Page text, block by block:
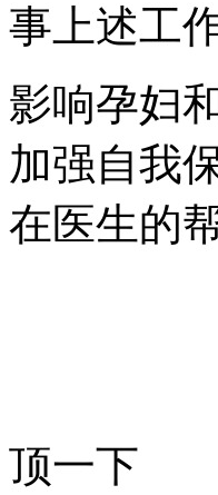
事上述工作
影响孕妇
加强自我
在医生的
顶一下